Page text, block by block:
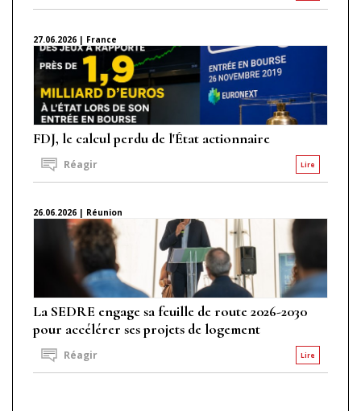
27.06.2026 | France
FDJ, le calcul perdu de l'État actionnaire
Lire
Réagir
26.06.2026 | Réunion
La SEDRE engage sa feuille de route 2026-2030
pour accélérer ses projets de logement
Lire
Réagir